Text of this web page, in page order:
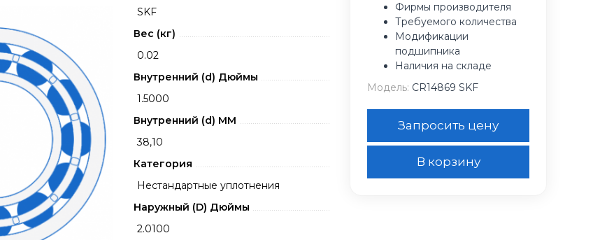
SKF
Вес (кг)
0.02
Внутренний (d) Дюймы
1.5000
Внутренний (d) ММ
38,10
Категория
Нестандартные уплотнения
Наружный (D) Дюймы
2.0100
Фирмы производителя
Требуемого количества
Модификации
подшипника
Наличия на складе
Модель: CR14869 SKF
Запросить цену
В корзину